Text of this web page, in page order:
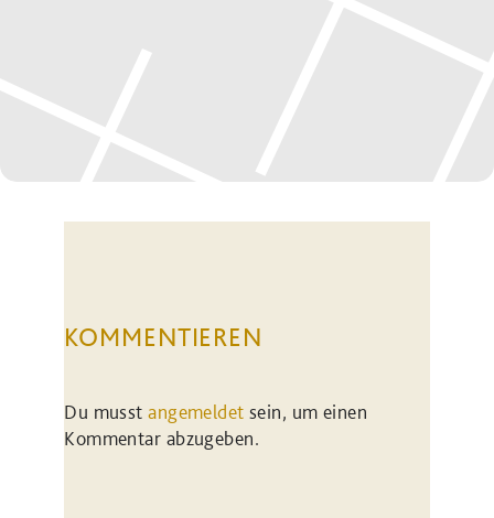
KOMMENTIEREN
Du musstangemeldet sein, um einen
Kommentar abzugeben.